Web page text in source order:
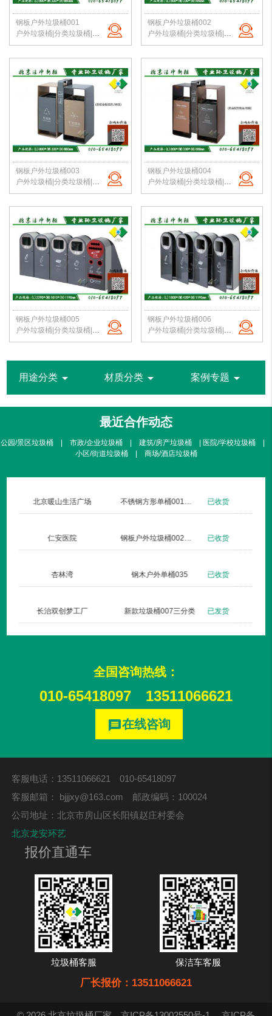
钢板户外垃圾桶001
户外垃圾桶|分类垃圾桶|钢板垃圾桶|公园垃圾桶|北京垃圾桶|厂家直销
钢板户外垃圾桶002
户外垃圾桶|分类垃圾桶|钢板垃圾桶|公园垃圾桶|北京垃圾桶|厂家直销
钢板户外垃圾桶003
户外垃圾桶|分类垃圾桶|钢板垃圾桶|公园垃圾桶|北京垃圾桶|厂家直销
钢板户外垃圾桶004
户外垃圾桶|分类垃圾桶|钢板垃圾桶|公园垃圾桶|北京垃圾桶|厂家直销
钢板户外垃圾桶005
户外垃圾桶|分类垃圾桶|钢板垃圾桶|公园垃圾桶|北京垃圾桶|厂家直销
钢板户外垃圾桶006
户外垃圾桶|分类垃圾桶|钢板垃圾桶|公园垃圾桶|北京垃圾桶|厂家直销
用途分类arrow_drop_down 材质分类 arrow_drop_down 案例专题 arrow_drop_down
最近合作动态
公园/景区垃圾桶 | 市政/企业垃圾桶 | 建筑/房产垃圾桶 | 医院/学校垃圾桶 |
小区/街道垃圾桶 | 商场/酒店垃圾桶
北京暖山生活广场 已收货
仁安医院 已收货
杏林湾 钢木户外单桶035 已收货
长治双创梦工厂 新款垃圾桶007三分类 已发货
全国咨询热线：
010-65418097 13511066621
message在线咨询
客服电话：13511066621 010-65418097
客服邮箱： bjjjxy@163.com 邮政编码：100024
公司地址：北京市房山区长阳镇赵庄村委会
北京龙安环艺
报价直通车
垃圾桶客服 保洁车客服
厂长报价：13511066621